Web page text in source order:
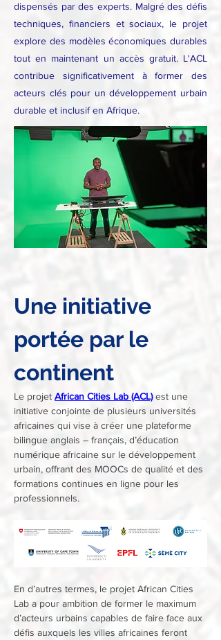
dispensés par des experts. Malgré des défis
techniques, financiers et sociaux, le projet
explore des modèles économiques durables
tout en maintenant un accès gratuit. L'ACL
contribue significativement à former des
acteurs clés pour un développement urbain
durable et inclusif en Afrique.
Une initiative
portée par le
continent
Le projet African Cities Lab (ACL) est une
initiative conjointe de plusieurs universités
africaines qui vise à créer une plateforme
bilingue anglais – français, d’éducation
numérique africaine sur le développement
urbain, offrant des MOOCs de qualité et des
formations continues en ligne pour les
professionnels.
En d’autres termes, le projet African Cities
Lab a pour ambition de former le maximum
d’acteurs urbains capables de faire face aux
défis auxquels les villes africaines feront